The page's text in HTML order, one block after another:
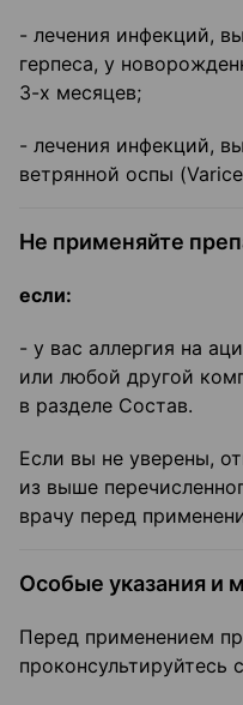
- лечения инфекций,
герпеса, у
3-х месяцев;
- лечения инфекций,
ветрянной оспы
Не применяйте
если:
- у вас аллергия на
или любой другой
в разделе Состав.
Если вы не уверены,
из выше
врачу перед
Особые указания и
Перед применением